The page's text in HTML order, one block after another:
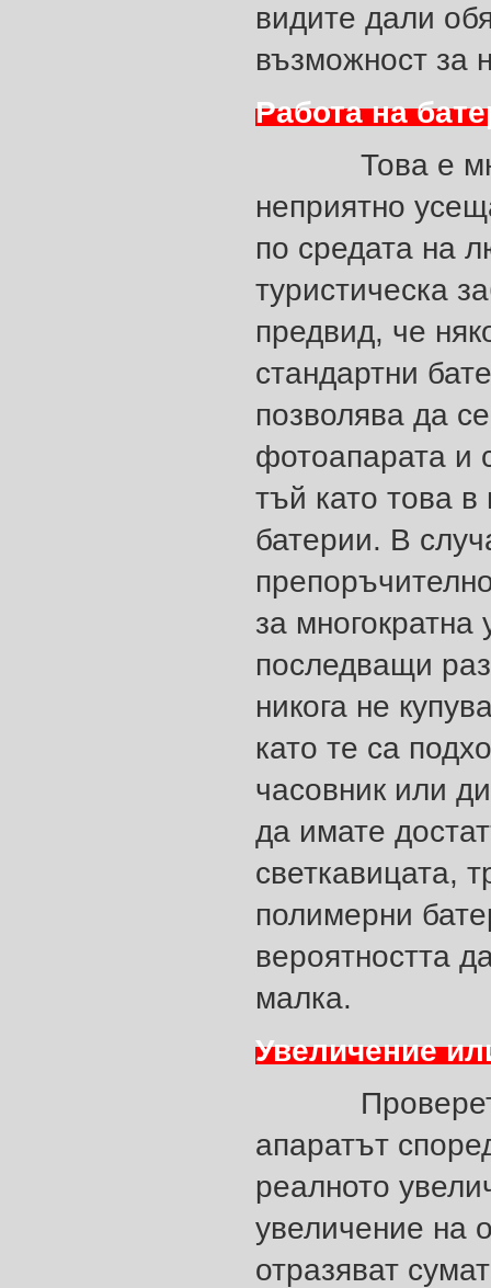
видите дали
възможност за
Работа на
Това е
неприятно
по средата на
туристическа
предвид, че
стандартни
позволява да
фотоапарата и
тъй като това в
батерии. В
за многократна
последващи
никога не
като те са
часовник или
да имате
светкавицата,
полимерни
вероятността
малка.
Увеличение
Проверете
апаратът
реалното
увеличение на
отразяват